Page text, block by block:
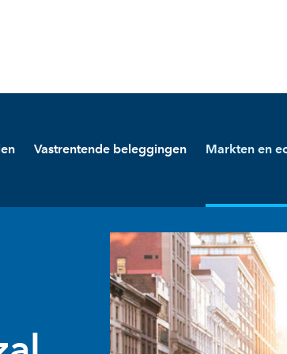
Vastrentende beleggingen Markten en